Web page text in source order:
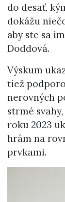
do desať,
dokážu
aby ste sa
Doddová.
Výskum
tiež
nerovných
strmé
roku 2023
hrám na
prvkami.